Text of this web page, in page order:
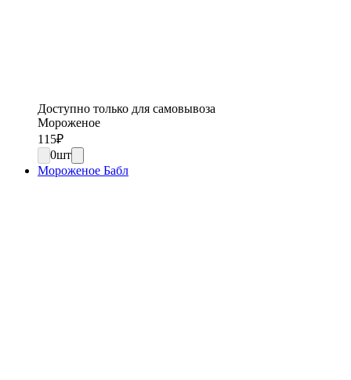
Доступно только для самовывоза
Мороженое
115₽
0шт
Мороженое Бабл